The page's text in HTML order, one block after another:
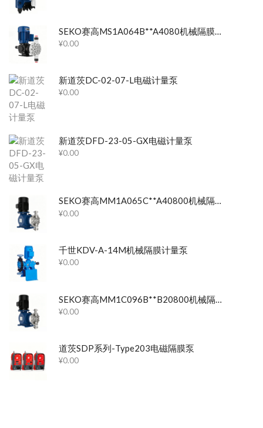
SEKO赛高MS1A064B**A4080机械隔膜计量泵
¥0.00
新道茨DC-02-07-L电磁计量泵
¥0.00
新道茨DFD-23-05-GX电磁计量泵
¥0.00
SEKO赛高MM1A065C**A40800机械隔膜计量泵
¥0.00
千世KDV-A-14M机械隔膜计量泵
¥0.00
¥0.00
道茨SDP系列-Type203电磁隔膜泵
¥0.00